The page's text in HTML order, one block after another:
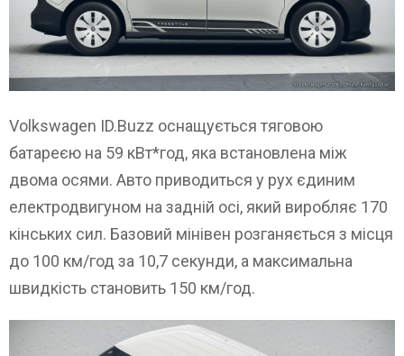
Volkswagen ID.Buzz оснащується тяговою
батареєю на 59 кВт*год, яка встановлена між
двома осями. Авто приводиться у рух єдиним
електродвигуном на задній осі, який виробляє 170
кінських сил. Базовий мінівен розганяється з місця
до 100 км/год за 10,7 секунди, а максимальна
швидкість становить 150 км/год.